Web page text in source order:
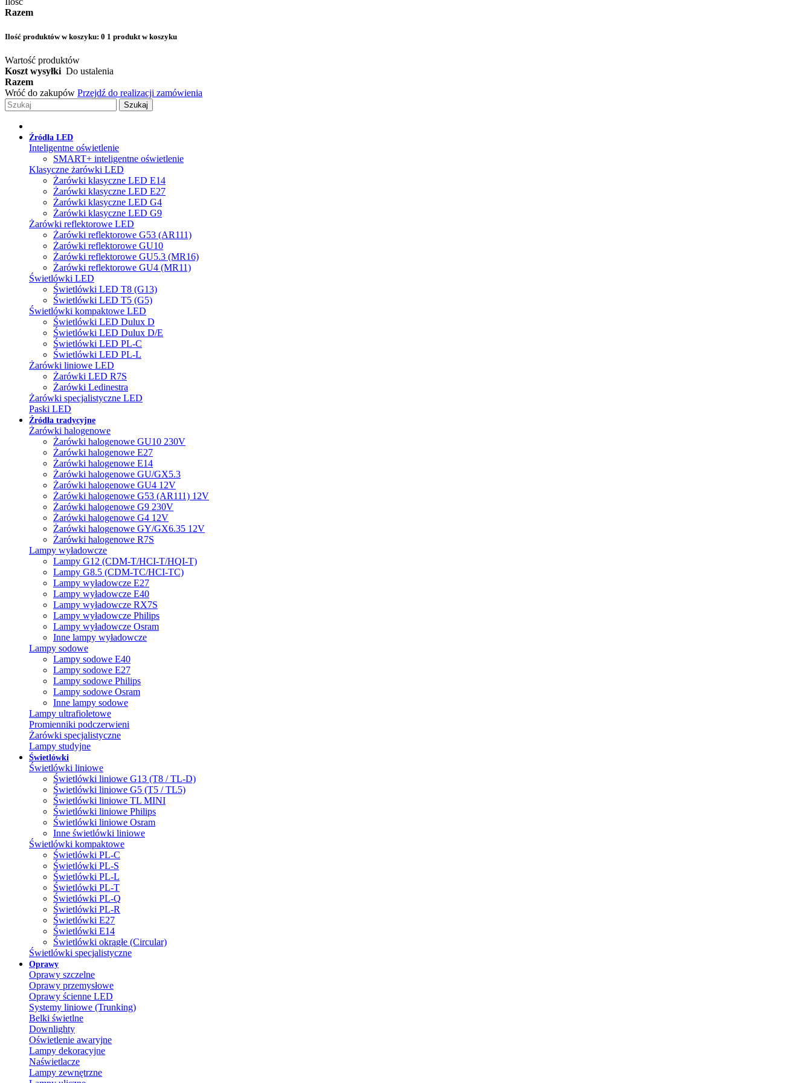
Razem
Ilość produktów w koszyku: 0 1 produkt w koszyku
Wartość produktów
Koszt wysyłki Do ustalenia
Razem
Wróć do zakupów Przejdź do realizacji zamówienia
Szukaj
Źródła LED
Inteligentne oświetlenie
SMART+ inteligentne oświetlenie
Klasyczne żarówki LED
Żarówki klasyczne LED E14
Żarówki klasyczne LED E27
Żarówki klasyczne LED G4
Żarówki klasyczne LED G9
Żarówki reflektorowe LED
Żarówki reflektorowe G53 (AR111)
Żarówki reflektorowe GU10
Żarówki reflektorowe GU5.3 (MR16)
Żarówki reflektorowe GU4 (MR11)
Świetlówki LED
Świetlówki LED T8 (G13)
Świetlówki LED T5 (G5)
Świetlówki kompaktowe LED
Świetlówki LED Dulux D
Świetlówki LED Dulux D/E
Świetlówki LED PL-C
Świetlówki LED PL-L
Żarówki liniowe LED
Żarówki LED R7S
Żarówki Ledinestra
Żarówki specjalistyczne LED
Paski LED
Źródła tradycyjne
Żarówki halogenowe
Żarówki halogenowe GU10 230V
Żarówki halogenowe E27
Żarówki halogenowe E14
Żarówki halogenowe GU/GX5.3
Żarówki halogenowe GU4 12V
Żarówki halogenowe G53 (AR111) 12V
Żarówki halogenowe G9 230V
Żarówki halogenowe G4 12V
Żarówki halogenowe GY/GX6.35 12V
Żarówki halogenowe R7S
Lampy wyładowcze
Lampy G12 (CDM-T/HCI-T/HQI-T)
Lampy G8.5 (CDM-TC/HCI-TC)
Lampy wyładowcze E27
Lampy wyładowcze E40
Lampy wyładowcze RX7S
Lampy wyładowcze Philips
Lampy wyładowcze Osram
Inne lampy wyładowcze
Lampy sodowe
Lampy sodowe E40
Lampy sodowe E27
Lampy sodowe Philips
Lampy sodowe Osram
Inne lampy sodowe
Lampy ultrafioletowe
Promienniki podczerwieni
Żarówki specjalistyczne
Lampy studyjne
Świetlówki
Świetlówki liniowe
Świetlówki liniowe G13 (T8 / TL-D)
Świetlówki liniowe G5 (T5 / TL5)
Świetlówki liniowe TL MINI
Świetlówki liniowe Philips
Świetlówki liniowe Osram
Inne świetlówki liniowe
Świetlówki kompaktowe
Świetlówki PL-C
Świetlówki PL-S
Świetlówki PL-L
Świetlówki PL-T
Świetlówki PL-Q
Świetlówki PL-R
Świetlówki E27
Świetlówki E14
Świetlówki okrągłe (Circular)
Świetlówki specjalistyczne
Oprawy
Oprawy szczelne
Oprawy przemysłowe
Oprawy ścienne LED
Systemy liniowe (Trunking)
Belki świetlne
Downlighty
Oświetlenie awaryjne
Lampy dekoracyjne
Naświetlacze
Lampy zewnętrzne